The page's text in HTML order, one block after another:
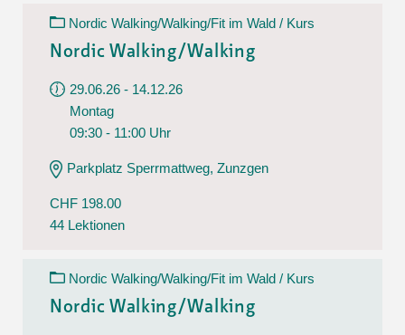
Nordic Walking/Walking/Fit im Wald / Kurs
Nordic Walking/Walking
29.06.26 - 14.12.26
Montag
09:30 - 11:00 Uhr
Parkplatz Sperrmattweg, Zunzgen
CHF 198.00
44 Lektionen
Nordic Walking/Walking/Fit im Wald / Kurs
Nordic Walking/Walking